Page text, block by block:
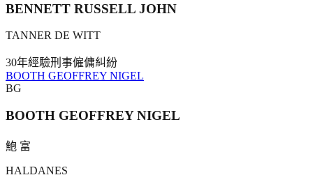
BENNETT RUSSELL JOHN
TANNER DE WITT
30年經驗刑事僱傭糾紛
BOOTH GEOFFREY NIGEL
BG
BOOTH GEOFFREY NIGEL
鮑 富
HALDANES